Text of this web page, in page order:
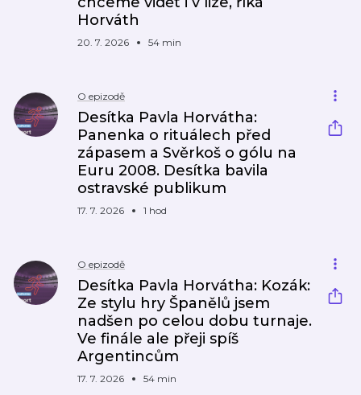
Horváth
20. 7. 2026 54 min
O epizodě
Desítka Pavla Horvátha:
Panenka o rituálech před
zápasem a Svěrkoš o gólu na
Euru 2008. Desítka bavila
ostravské publikum
17. 7. 2026 1 hod
O epizodě
Desítka Pavla Horvátha: Kozák:
Ze stylu hry Španělů jsem
nadšen po celou dobu turnaje.
Ve finále ale přeji spíš
Argentincům
17. 7. 2026 54 min